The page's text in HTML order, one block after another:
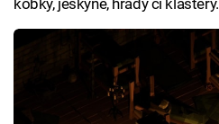
kobky, jeskyně, hrady či kláštery.